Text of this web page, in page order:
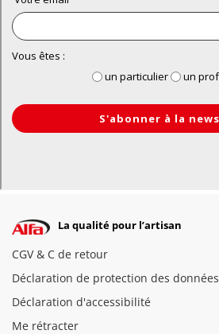
La qualité pour l’artisan
CGV & C de retour
Déclaration de protection des données
Déclaration d'accessibilité
Me rétracter